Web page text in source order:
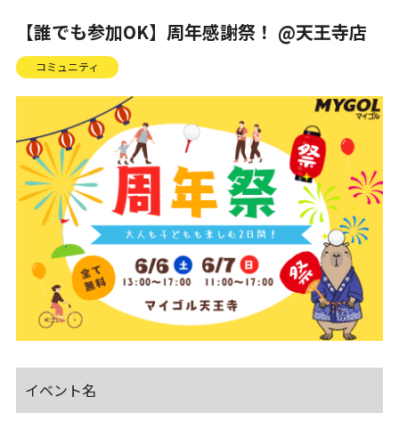
【誰でも参加OK】周年感謝祭！ @天王寺店
コミュニティ
イベント名